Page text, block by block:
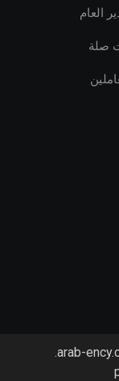
العام
صلة
arab-